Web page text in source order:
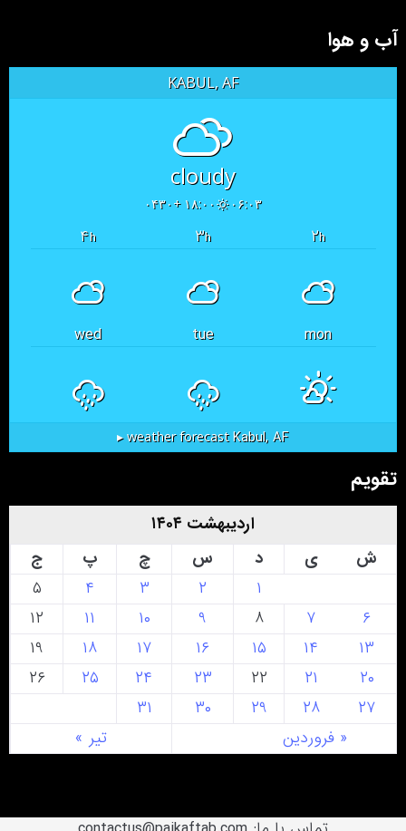
آب و هوا
KABUL, AF
cloudy
۰۶:۰۳ ۱۸:۰۰ +۰۴۳۰
۲h ۳h ۴h
mon
tue
wed
Kabul, AF
weather forecast ▸
تقویم
اردیبهشت ۱۴۰۴
ش
ی د س چ پ ج
« فروردین تیر »
۲ ۳ ۴
۵
۶
۷ ۸ ۹ ۱۰ ۱۱
۱۲
۱۳
۱۴ ۱۵ ۱۶ ۱۷ ۱۸
۱۹
۲۰
۲۱ ۲۲ ۲۳ ۲۴ ۲۵
۲۶
۲۷
۲۸ ۲۹ ۳۰ ۳۱